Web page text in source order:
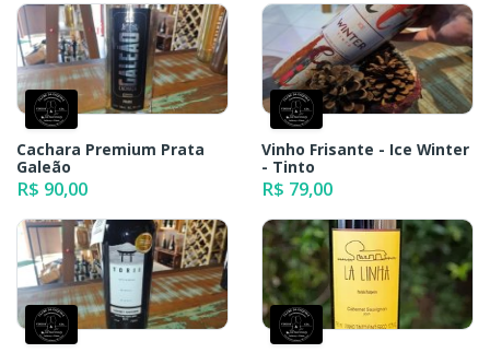
Cachara Premium Prata
Galeão
R$ 90,00
Vinho Frisante - Ice Winter
- Tinto
R$ 79,00